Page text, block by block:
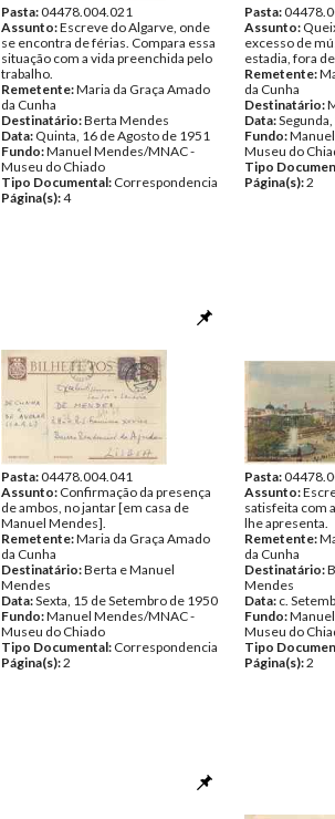
Pasta:04478.004.021
Assunto:Escreve do Algarve, onde
se encontra de férias. Compara essa
situação com a vida preenchida pelo
trabalho.
Remetente:Maria da Graça Amado
da Cunha
Destinatário:Berta Mendes
Data: Quinta, 16 de Agosto de 1951
Fundo:Manuel Mendes/MNAC -
Museu do Chiado
Tipo Documental: Correspondencia
Página(s):4
Pasta:
Assunto:
excesso de
estadia, fora
Remetente:
da Cunha
Destinatário:
Data:
Fundo:
Museu do
Tipo
Página(s):2
Pasta:04478.004.041
Assunto: Confirmação da presença
de ambos, no jantar [em casa de
Manuel Mendes].
Remetente:Maria da Graça Amado
da Cunha
Destinatário:Berta e Manuel
Mendes
Data:Sexta, 15 de Setembro de 1950
Fundo:Manuel Mendes/MNAC -
Museu do Chiado
Tipo Documental: Correspondencia
Página(s):2
Pasta:
Assunto:
satisfeita com
lhe apresenta.
Remetente:
da Cunha
Destinatário:
Mendes
Data: c.
Fundo:
Museu do
Tipo
Página(s):2